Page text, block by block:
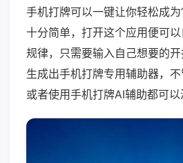
手机打牌可以一键让你轻松成
十分简单，打开这个应用便可
规律，只需要输入自己想要的
生成出手机打牌专用辅助器，
或者使用手机打牌AI辅助都可以